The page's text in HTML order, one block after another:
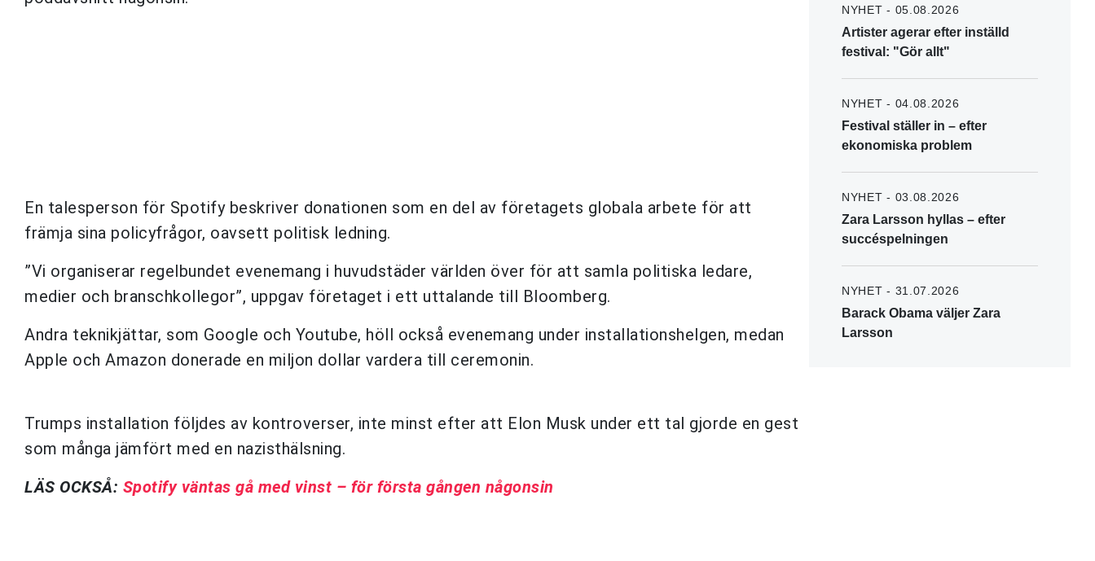
En talesperson för Spotify beskriver donationen som en del av företagets globala arbete för att
främja sina policyfrågor, oavsett politisk ledning.
”Vi organiserar regelbundet evenemang i huvudstäder världen över för att samla politiska ledare,
medier och branschkollegor”, uppgav företaget i ett uttalande till Bloomberg.
Andra teknikjättar, som Google och Youtube, höll också evenemang under installationshelgen, medan
Apple och Amazon donerade en miljon dollar vardera till ceremonin.
Trumps installation följdes av kontroverser, inte minst efter att Elon Musk under ett tal gjorde en gest
som många jämfört med en nazisthälsning.
LÄS OCKSÅ: Spotify väntas gå med vinst – för första gången någonsin
NYHET - 05.08.2026
Artister agerar efter inställd
festival: "Gör allt"
NYHET - 04.08.2026
Festival ställer in – efter
ekonomiska problem
NYHET - 03.08.2026
Zara Larsson hyllas – efter
succéspelningen
NYHET - 31.07.2026
Barack Obama väljer Zara
Larsson